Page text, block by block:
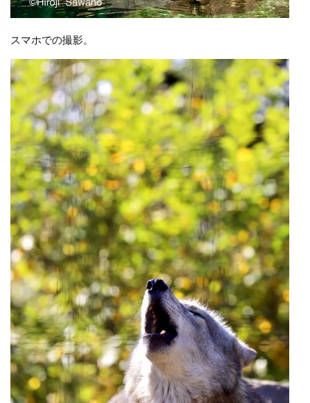
スマホでの撮影。